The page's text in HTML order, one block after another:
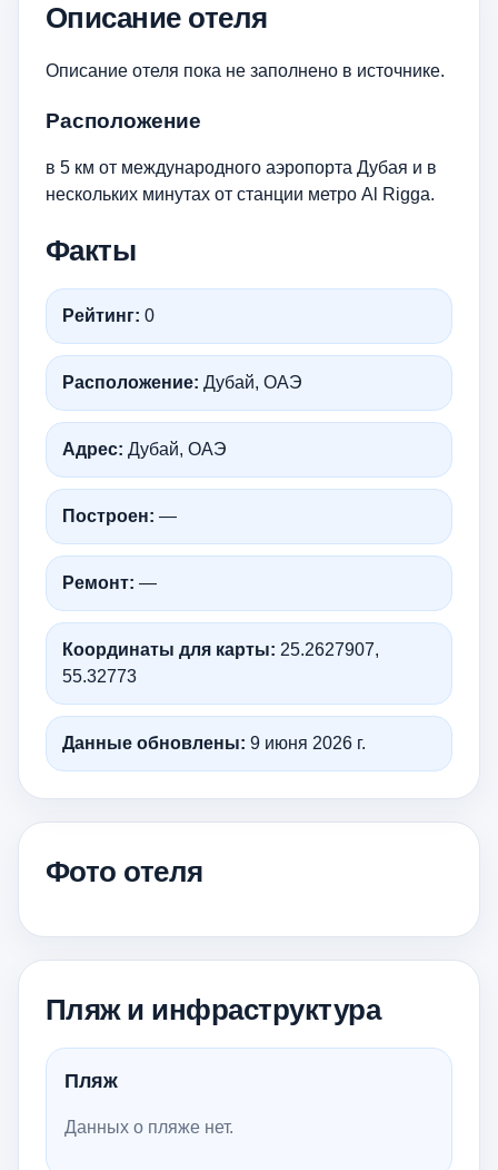
Описание отеля
Описание отеля пока не заполнено в источнике.
Расположение
в 5 км от международного аэропорта Дубая и в
нескольких минутах от станции метро Al Rigga.
Факты
Рейтинг: 0
Расположение: Дубай, ОАЭ
Адрес: Дубай, ОАЭ
Построен: —
Ремонт: —
Координаты для карты: 25.2627907,
55.32773
Данные обновлены: 9 июня 2026 г.
Фото отеля
Пляж и инфраструктура
Пляж
Данных о пляже нет.